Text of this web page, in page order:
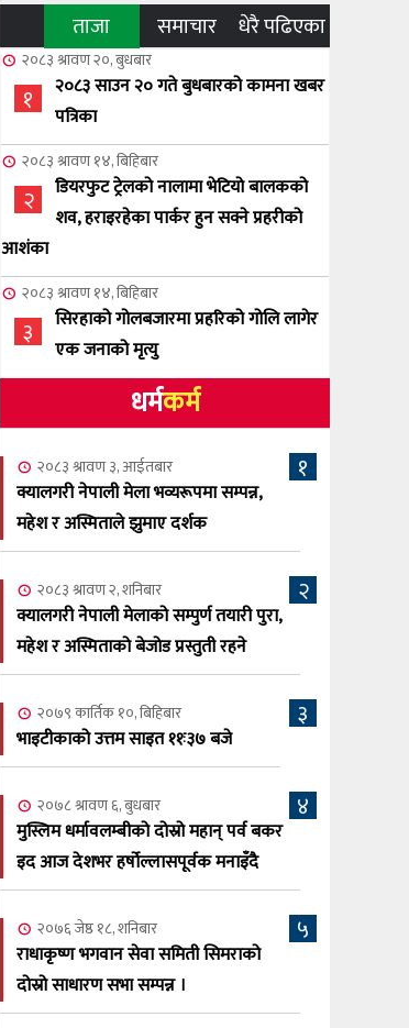
ताजा समाचार धेरै पढिएका
२०८३ श्रावण २०, बुधबार
१
२०८३ साउन २० गते बुधबारको कामना खबर
पत्रिका
२०८३ श्रावण १४, बिहिबार
२
डियरफुट ट्रेलको नालामा भेटियो बालकको
शव, हराइरहेका पार्कर हुन सक्ने प्रहरीको
आशंका
२०८३ श्रावण १४, बिहिबार
३
सिरहाको गोलबजारमा प्रहरिको गोलि लागेर
एक जनाको मृत्यु
२०८३ श्रावण १०, आईतबार
४ NCSC को अध्यक्षमा घनेन्द्र न्यौपाने बिजयी
२०८३ श्रावण ८, शुक्रबार
५
नेप्लिज सोसाइटि अफ क्यालगरीको अध्यक्षमा
सूर्य अधिकारी र घनेन्द्र न्यौपाने भिड्दै
२०८३ श्रावण ६, बुधबार
६
२०८३ काउन ६ गते बुधबारको कामना खबर
पत्रिका
७
क्यालगरी नेपाली मेला भव्यरूपमा सम्पन्न,
महेश र अस्मिताले झुमाए दर्शक
८
क्यालगरी नेपाली मेलाको सम्पुर्ण तयारी पुरा,
महेश र अस्मिताको बेजोड प्रस्तुती रहने
धर्मकर्म
२०८३ श्रावण ३, आईतबार
क्यालगरी नेपाली मेला भव्यरूपमा सम्पन्न,
महेश र अस्मिताले झुमाए दर्शक
१
२०८३ श्रावण २, शनिबार
क्यालगरी नेपाली मेलाको सम्पुर्ण तयारी पुरा,
महेश र अस्मिताको बेजोड प्रस्तुती रहने
२
२०७९ कार्तिक १०, बिहिबार
भाइटीकाको उत्तम साइत ११ः३७ बजे
३
२०७८ श्रावण ६, बुधबार
मुस्लिम धर्मावलम्बीको दोस्रो महान् पर्व बकर
इद आज देशभर हर्षोल्लासपूर्वक मनाइँदै
४
२०७६ जेष्ठ १८, शनिबार
राधाकृष्ण भगवान सेवा समिती सिमराको
दोस्रो साधारण सभा सम्पन्न ।
५